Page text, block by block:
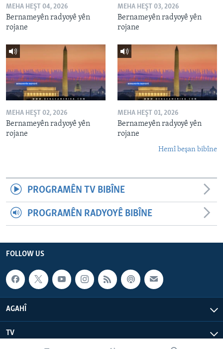
MEHA HEŞT 04, 2026
Bernameyên radyoyê yên
rojane
MEHA HEŞT 03, 2026
Bernameyên radyoyê yên
rojane
MEHA HEŞT 02, 2026
Bernameyên radyoyê yên
rojane
MEHA HEŞT 01, 2026
Bernameyên radyoyê yên
rojane
Hemî beşan bibîne
PROGRAMÊN TV BIBÎNE
PROGRAMÊN RADYOYÊ BIBÎNE
FOLLOW US
AGAHÎ
TV